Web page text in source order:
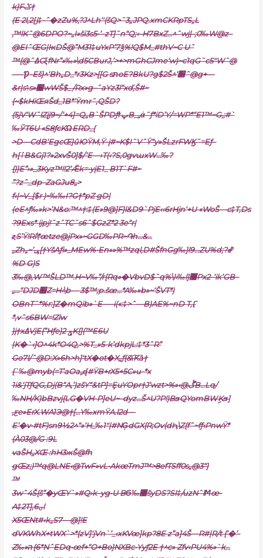
k}Fݣ†
(E 2l‚2[j‡-ˆ�zZu%‚?J^Lh‘'(šQ>˜3„JPQ.xmCKRpTS„L
,™lKˆ@6DPO?~„I»ši3s5•’–zT]˜n“Q;‹–H7BxZ…^ˆwj|-;0‰W@z–
@EIˆŒG|ŀĸDŠ@”M31‡uYxP’7ǯ%!Q$M_#thV~C Uˆ
™{@ˆߡCξfNr”»‰»\d5CBurJ‚’>+>mGhCJme‘w)~c1qG˜c5″Wˆ@
—-‘Ƿ-Eš}^‘Bh„D_*r3Kz>[[G sתoE?BkU?g$2Š^‘׾ˆ@g+—
&r|s˥s»׷wWŠ$_/Rx»g–ˆaYz3l“xď‚Š#~
{~$kHiŒяŠd_1B*‘Ÿmr˜‚QŠD?
(5jV‘WˆlZįj9~/‘+4]=Q„B`ŠPDƒϯپB_„ά˜ƒ*iD’Y/=WP*“E1™~G,;#`
‰ЎT6U «S8ƒcKΏERD_{
>D—CdB‘EgcŒ}ûЮŸM‚Ÿ-į#~K$I˜VˆŸ“y»ŠLzrFWϏ˜=Eƒ–
h[ٱB&Gį1?»2xvŠ0]$/‘E—›T(‹?S‚0gvɯxW…‰?
{)}E”›»_3Kyz™!!2’Ǣk=•yįE1_ B1T`F#~
”?zˆ_dp–ZaGJu8„>
f‹|~V_[$r )~‰‰I?G†*pZ gD|
(eE^ƒ‰»k>’N&o:™^†:‡(E»9@]F}l&D9`PjE‹‹6rHjn‘+U «WoŠ—c‡T,Ds
?9Exs* ijpj!˜zˆTC˜s6ˆ$GzZ*2 3e“r|
ȥS’Ÿ!Rl\*œtze@jPx»~GGD‰PR~֏h…&…
„Zh„~’ݷ[†YšAƒi»_MEw%•En»»%™zql‚D#ŠfnGg‰}l9…ZU%d;?ߝ
%D G)S
3‰@,W™ŠLD™.H~V‰”/r{Rq»�VbvD$˜q%\l‹‰l]޸Px2-‘ik’GB–
„…“DJD׶Z=H‹\b— 3$™;p.šœ…*A‰»b»~‘ŠVT*)
OBnT˜*%r:]Z�mQib»`E—–i(«:‡>ˆ—B)AE%~nD T,Ӷ
*‚vˆs6BW=!Zlw
}į†xߡVjE{”Hƒe}2 ݯK{](™E6U
|K�`‹]O^4k*O4Q,>%T_»5-k’dkpjL:‡*3ˆR”
Go7l/ˆ@D:X»6h>h]‘tX�ot�X„ƒ{&\͠Kȁ†
{`‰@myb(=T’aOa„ʠ#ŸB+rX5+5C»u-*x
1i&‘jTƒQG,Dj(B“A,’)zšY“&tP]=ȨuYOpr†J’wzt>%»‹@ַڴB…Lq/
‰NH/K)bBzvj{LG�VH-P]eU~–dyz…Š^U?P!)BϧQYomBWިKϧ]
‚ƹe»ErX.WA1Э@†[…Y‰xmŸA.l2d—
E’�v•#tF)sn9½2^“»‘H_‰1″|#NG̝dGX{R;Ov(dԦ\Z{fˆ~fƒ‹PnwŸ*
(À03@/G :9L
vaŠH„XŒ :hH3жŠ@fh
gŒz;)™q@LNE‹@TwF»vL•AkœTmJ™>8efTSff0s„@3“}
™
3wˆ4Š{š”�yŒY`»#Q›k–yg•U BϬ‰޹šyDS?SI‡/uzNˆlϺœ-
A‡2T]
,6ۍl
X5ŒNt#‹k„S7—@]!E
dVKWhX+tWX`>*{zV]‘jVn`’_‹xKVœ]kp?8E z”a]4Š—R#|R/t {’�’-
Z‰»הּ{6*NˆEDq•œf+“O+Bo}NXBc•Yyƒ2E †^c» Zfv‹PU4%»`k…